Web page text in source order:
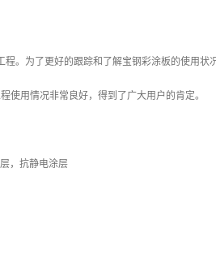
。为了更好的跟踪和了解宝钢彩涂板的使用状
使用情况非常良好，得到了广大用户的肯定。
，抗静电涂层